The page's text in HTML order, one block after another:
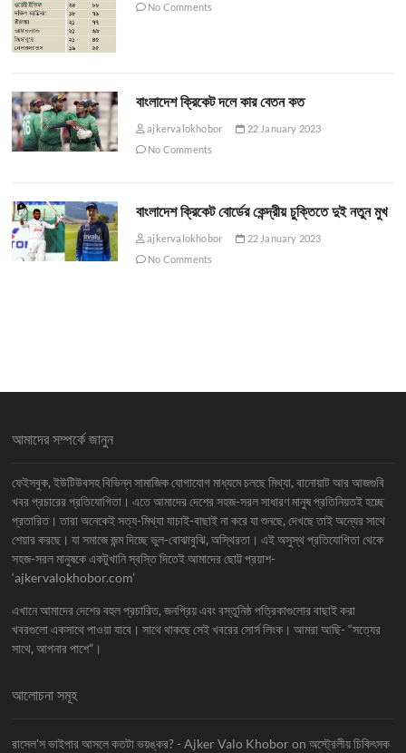
No Comments
বাংলাদেশ ক্রিকেট দলে কার বেতন কত
ajkervalokhobor
22 January 2023
No Comments
বাংলাদেশ ক্রিকেট বোর্ডের কেন্দ্রীয় চুক্তিতে দুই নতুন মুখ
ajkervalokhobor
22 January 2023
No Comments
আমাদের সম্পর্কে জানুন
ফেইসবুক, ইউটিউবসহ বিভিন্ন সামাজিক যোগাযোগ মাধ্যমে চলছে মিথ্যা, বানোয়াট আর আজগুবি
খবর প্রচারের প্রতিযোগিতা। এতে আমাদের দেশের সহজ-সরল সাধারণ মানুষ প্রতিনিয়তই হচ্ছে
প্রতারিত। তারা অনেকেই সত্য-মিথ্যা যাচাই-বাছাই না করে যা শুনছে, দেখছে তাই অন্যের সাথে
শেয়ার করছে। যা সমাজে জন্ম দিচ্ছে ভুল-বোঝাবুঝি, অস্থিরতা। এই অসুস্থ প্রতিযোগিতা থেকে
সহজ-সরল মানুষকে একটুখানি স্বস্তি দিতেই আমাদের ছোট্ট প্রয়াশ-
‘ajkervalokhobor.com’
এখানে আমাদের দেশের বহুল প্রচারিত, জনপ্রিয় এবং বস্তুনিষ্ঠ পত্রিকাগুলোর বাছাই করা
খবরগুলো একসাথে পাওয়া যাবে। সাথে থাকছে সেই খবরের সোর্স লিংক। আমরা আছি- “সত্যের
সাথে, আপনার পাশে”।
আলোচনা সমূহ
রাসেল'স ভাইপার আসলে কতটা ভয়ঙ্কর? - Ajker Valo Khobor onঅস্ট্রেলীয় চিকিৎসক